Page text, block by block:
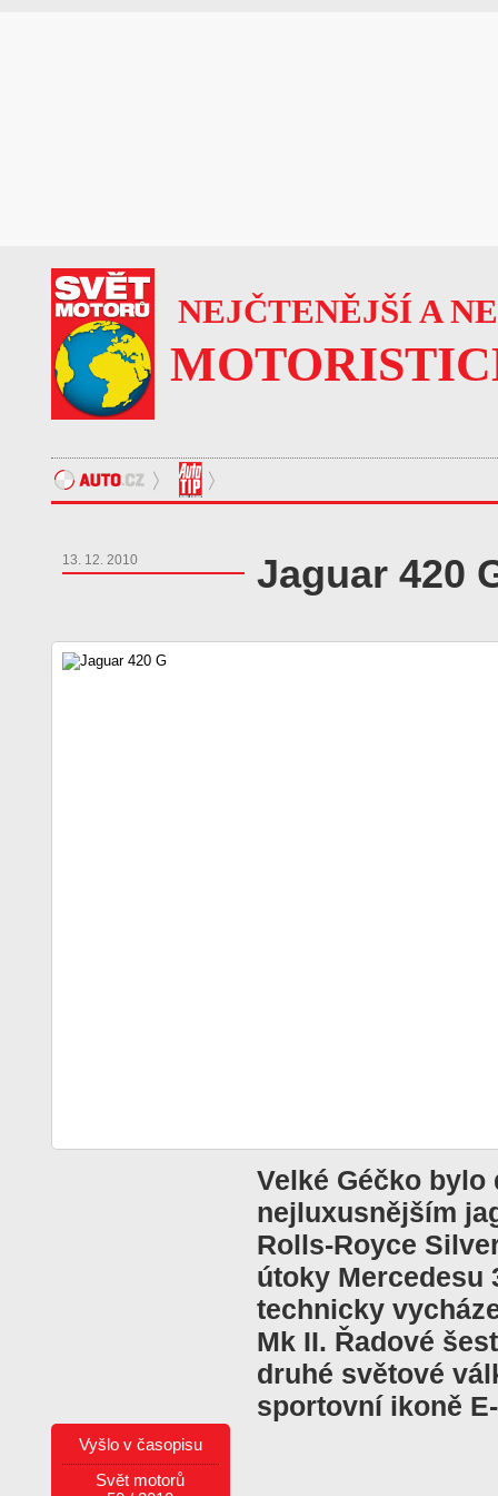
NEJČTENĚJŠÍ A
13. 12. 2010 Jaguar 420
Velké Géčko bylo
nejluxusnějším
Rolls-Royce
útoky Mercedesu
technicky
Mk II. Řadové
druhé světové
sportovní ikoně
Vyšlo v časopisu
Svět motorů